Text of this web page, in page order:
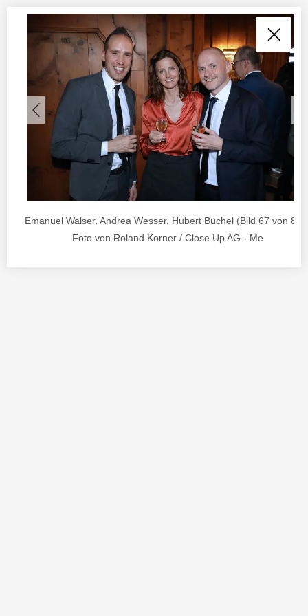
Emanuel Walser, Andrea Wesser, Hubert Büchel (Bild 67 von 88)
Foto von Roland Korner / Close Up AG - Me